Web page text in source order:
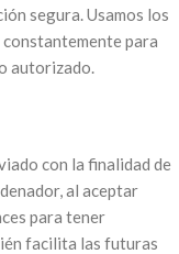
segura. Usamos los
para
autorizado.
con la finalidad de
al aceptar
para tener
facilita las futuras